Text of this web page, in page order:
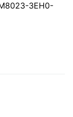
3EH0-